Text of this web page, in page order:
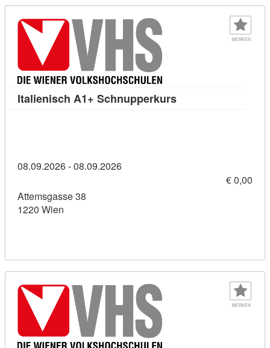
MERKEN
Italienisch A1+ SchnupperkursKursdetail:
08.09.2026 - 08.09.2026
€ 0,00
Attemsgasse 38
1220 Wien
MERKEN